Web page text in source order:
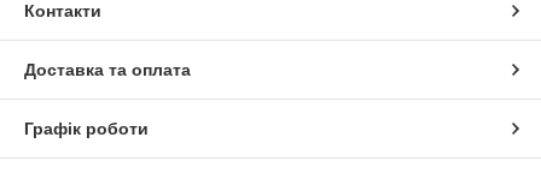
Контакти
Доставка та оплата
Графік роботи